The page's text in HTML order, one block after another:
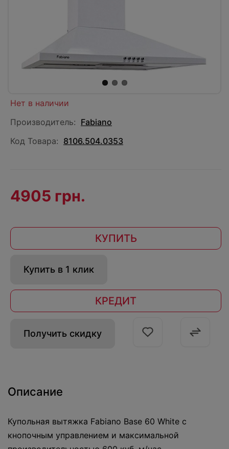
Нет в наличии
Производитель: Fabiano
Код Товара: 8106.504.0353
4905 грн.
КУПИТЬ
Купить в 1 клик
КРЕДИТ
Получить скидку
Описание
Купольная вытяжка Fabiano Base 60 White с
кнопочным управлением и максимальной